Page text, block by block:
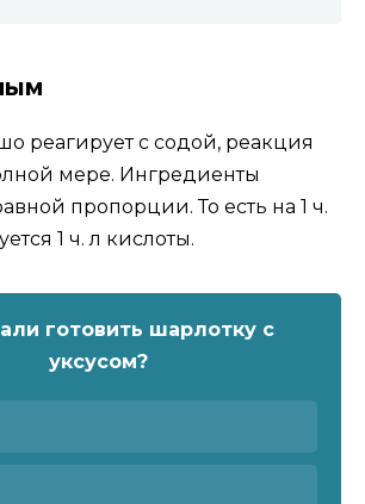
реагирует с содой, реакция
мере. Ингредиенты
пропорции. То есть на 1 ч.
1 ч. л кислоты.
готовить шарлотку с
уксусом?